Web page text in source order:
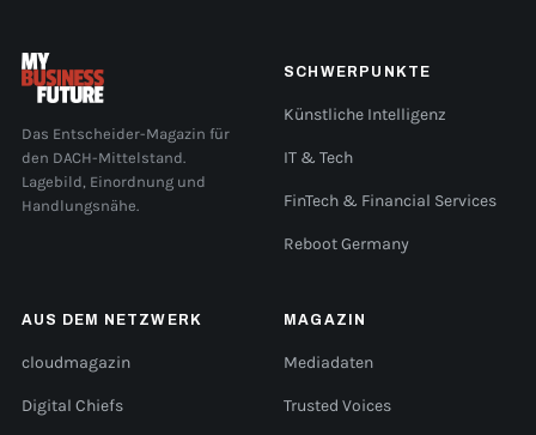
Das Entscheider-Magazin für
den DACH-Mittelstand.
Lagebild, Einordnung und
Handlungsnähe.
SCHWERPUNKTE
Künstliche Intelligenz
IT & Tech
FinTech & Financial Services
Reboot Germany
AUS DEM NETZWERK
cloudmagazin
Digital Chiefs
MAGAZIN
Mediadaten
Trusted Voices